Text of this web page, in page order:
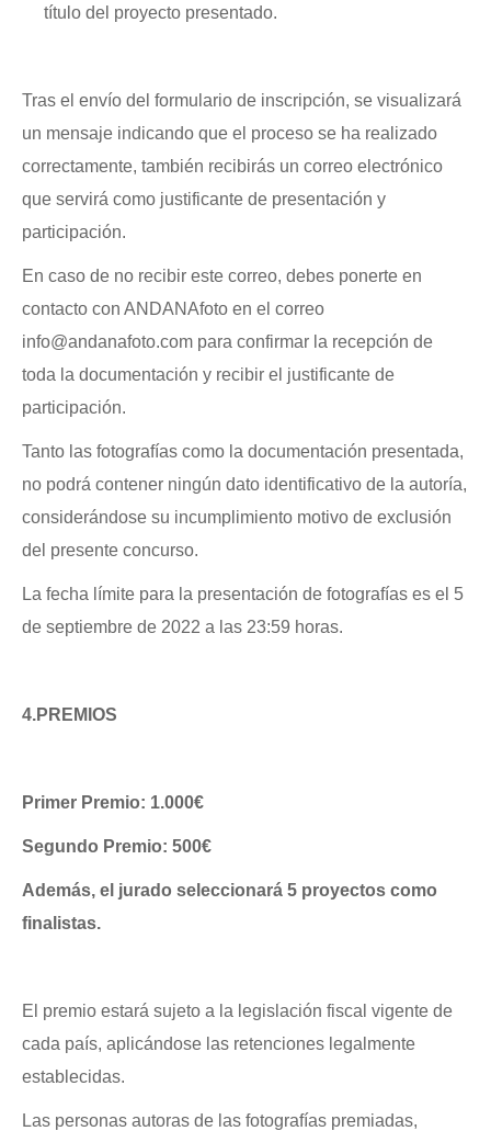
título del proyecto presentado.
Tras el envío del formulario de inscripción, se visualizará
un mensaje indicando que el proceso se ha realizado
correctamente, también recibirás un correo electrónico
que servirá como justificante de presentación y
participación.
En caso de no recibir este correo, debes ponerte en
contacto con ANDANAfoto en el correo
info@andanafoto.com para confirmar la recepción de
toda la documentación y recibir el justificante de
participación.
Tanto las fotografías como la documentación presentada,
no podrá contener ningún dato identificativo de la autoría,
considerándose su incumplimiento motivo de exclusión
del presente concurso.
La fecha límite para la presentación de fotografías es el 5
de septiembre de 2022 a las 23:59 horas.
4.PREMIOS
Primer Premio: 1.000€
Segundo Premio: 500€
Además, el jurado seleccionará 5 proyectos como
finalistas.
El premio estará sujeto a la legislación fiscal vigente de
cada país, aplicándose las retenciones legalmente
establecidas.
Las personas autoras de las fotografías premiadas,